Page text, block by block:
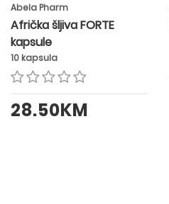
Abela Pharm
Afrička šljiva FORTE
kapsule
10 kapsula
28.50KM